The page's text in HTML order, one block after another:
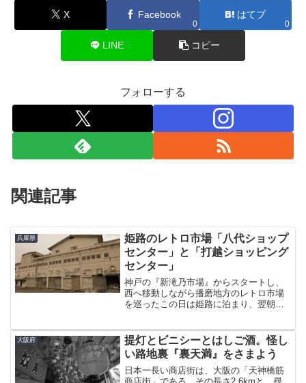
X Facebook
0
はてブ
0
LINE コピー
フォローする
関連記事
兵庫県
姫路のレトロ市場「八代ショップ
センター」と「打越ショッピング
センター」
神戸の『新滝乃市場』からスタートし、
西へ移動しながら播磨地方のレトロ市場
を巡ったこの日は姫路に泊まり、翌朝姫
位置する八代地区。地図を見て気がつい
たが、ずいぶん前に行っ...
大阪府
提灯とビニシーとはしご酒。怪し
い路地裏『裏天満』をさまよう
日本一長い商店街は、大阪の「天神橋筋